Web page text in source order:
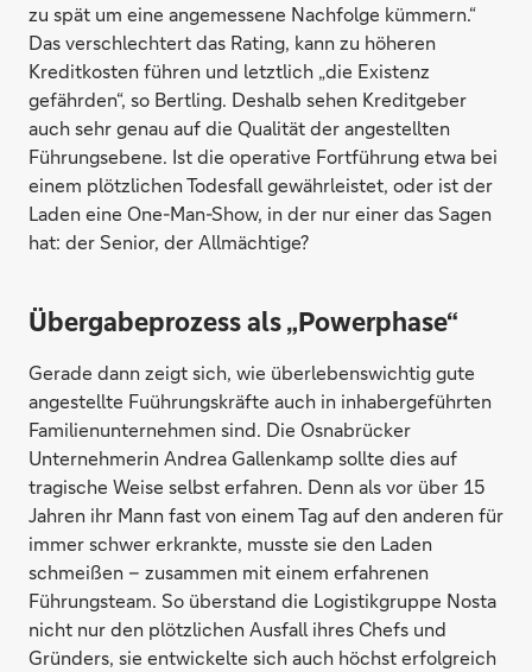
zu spät um eine angemessene Nachfolge kümmern.“
Das verschlechtert das Rating, kann zu höheren
Kreditkosten führen und letztlich „die Existenz
gefährden“, so Bertling. Deshalb sehen Kreditgeber
auch sehr genau auf die Qualität der angestellten
Führungsebene. Ist die operative Fortführung etwa bei
einem plötzlichen Todesfall gewährleistet, oder ist der
Laden eine One-Man-Show, in der nur einer das Sagen
hat: der Senior, der Allmächtige?
Übergabeprozess als „Powerphase“
Gerade dann zeigt sich, wie überlebenswichtig gute
angestellte Fuührungskräfte auch in inhabergeführten
Familienunternehmen sind. Die Osnabrücker
Unternehmerin Andrea Gallenkamp sollte dies auf
tragische Weise selbst erfahren. Denn als vor über 15
Jahren ihr Mann fast von einem Tag auf den anderen für
immer schwer erkrankte, musste sie den Laden
schmeißen – zusammen mit einem erfahrenen
Führungsteam. So überstand die Logistikgruppe Nosta
nicht nur den plötzlichen Ausfall ihres Chefs und
Gründers, sie entwickelte sich auch höchst erfolgreich